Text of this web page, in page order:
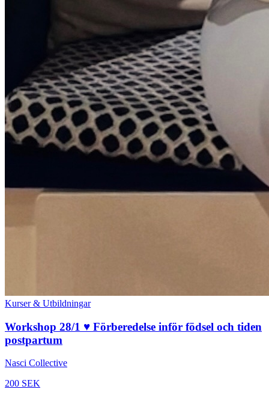
Kurser & Utbildningar
Workshop 28/1 ♥️ Förberedelse inför födsel och tiden
postpartum
Nasci Collective
200 SEK